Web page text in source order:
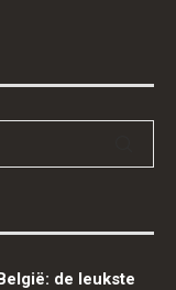
de leukste